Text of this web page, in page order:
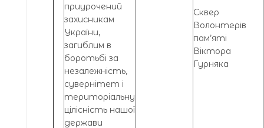
приурочений
захисникам
України,
загиблим в
боротьбі за
незалежність,
сувернітет і
територіальну
цілісність нашої
держави
Сквер
Волонтерів
пам’яті
Віктора
Гурняка